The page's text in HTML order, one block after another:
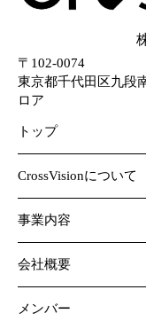
〒102-0074
東京都千代田区九段
ロア
トップ
CrossVisionについて
事業内容
会社概要
メンバー